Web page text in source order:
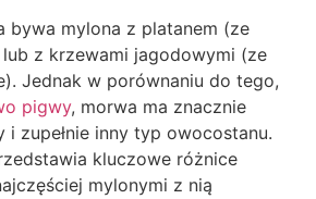
bywa mylona z platanem (ze
z krzewami jagodowymi (ze
Jednak w porównaniu do tego,
pigwy, morwa ma znacznie
zupełnie inny typ owocostanu.
kluczowe różnice
mylonymi z nią